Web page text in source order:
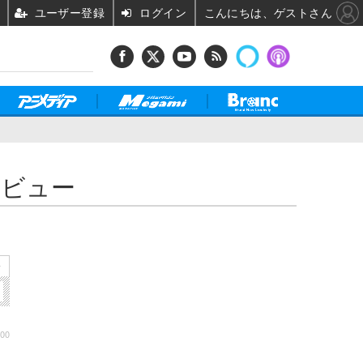
ュー
ユーザー登録 ログイン こんにちは、ゲストさん